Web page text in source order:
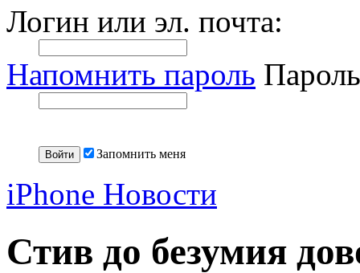
Логин или эл. почта:
Напомнить пароль
Запомнить меня
iPhone Новости
Стив до безумия